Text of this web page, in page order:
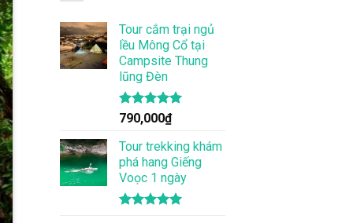
Tour cắm trại ngủ
lều Mông Cổ tại
Campsite Thung
lũng Đèn
Được xếp
hạng
5.00
5 sao
790,000₫
Tour trekking khám
phá hang Giếng
Voọc 1 ngày